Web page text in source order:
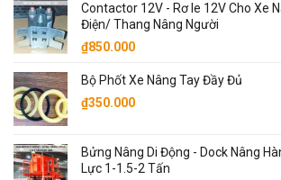
là:
₫8.000.000.
tại
là:
Contactor 12V - Rơ le 12V Cho Xe
Điện/ Thang Nâng Người
₫850.000
Bộ Phốt Xe Nâng Tay Đầy Đủ
₫350.000
Bửng Nâng Di Động - Dock Nâng
Lực 1-1.5-2 Tấn